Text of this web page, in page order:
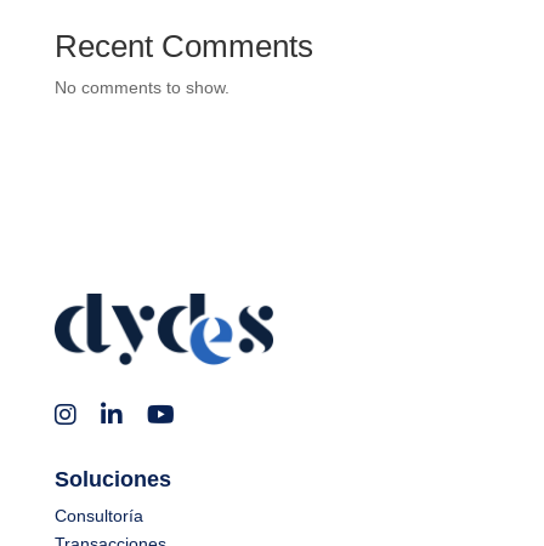
Recent Comments
No comments to show.
Soluciones
Consultoría